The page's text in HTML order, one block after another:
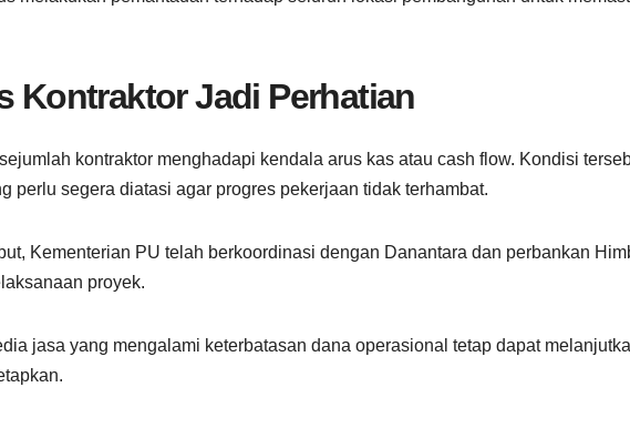
Kontraktor Jadi Perhatian
kontraktor menghadapi kendala arus kas atau cash flow. Kondisi
perlu segera diatasi agar progres pekerjaan tidak terhambat.
Kementerian PU telah berkoordinasi dengan Danantara dan perbankan
proyek.
jasa yang mengalami keterbatasan dana operasional tetap dapat